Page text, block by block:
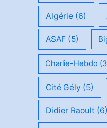
Algérie(6)
ASAF(5)
Charlie-Hebdo
Cité Gély (5)
Didier Raoult (6)